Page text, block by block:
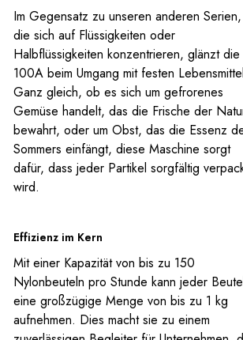
Im Gegensatz zu unseren anderen Serien,
die sich auf Flüssigkeiten oder
Halbflüssigkeiten konzentrieren, glänzt die
100A beim Umgang mit festen
Ganz gleich, ob es sich um gefrorenes
Gemüse handelt, das die Frische der
bewahrt, oder um Obst, das die Essenz
Sommers einfängt, diese Maschine sorgt
dafür, dass jeder Partikel sorgfältig
wird.
Effizienz im Kern
Mit einer Kapazität von bis zu 150
Nylonbeuteln pro Stunde kann jeder
eine großzügige Menge von bis zu 1 kg
aufnehmen. Dies macht sie zu einem